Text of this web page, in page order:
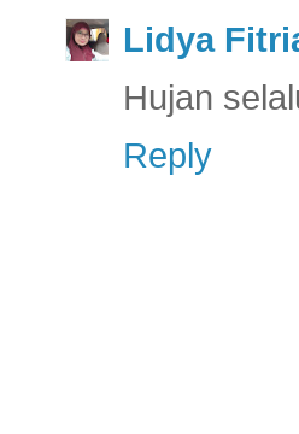
Lidya
Hujan
Reply